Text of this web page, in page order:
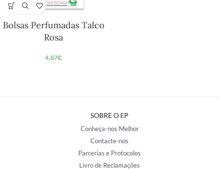
Bolsas Perfumadas Talco
Rosa
4,67€
SOBRE O EP
Conheça-nos Melhor
Contacte-nos
Parcerias e Protocolos
Livro de Reclamações